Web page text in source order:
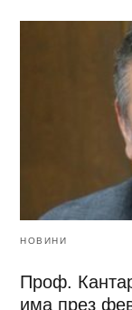
НОВИНИ
Проф.
има през